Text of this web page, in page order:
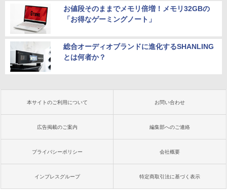
お値段そのままでメモリ倍増！メモリ32GBの
「お得なゲーミングノート」
総合オーディオブランドに進化するSHANLING
とは何者か？
本サイトのご利用について お問い合わせ
広告掲載のご案内 編集部へのご連絡
プライバシーポリシー 会社概要
インプレスグループ 特定商取引法に基づく表示